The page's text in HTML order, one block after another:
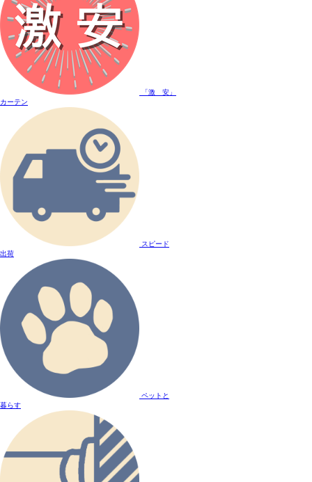
「激 安」
カーテン
スピード
出荷
ペットと
暮らす